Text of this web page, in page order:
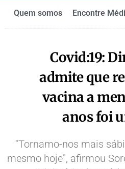
Quem somos Encontre
Covid:19:
admite que
vacina a
anos foi
"Tornamo-nos mais
mesmo hoje", afirmou